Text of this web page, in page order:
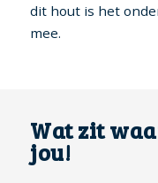
dit hout is het
mee.
Wat zit
jou!